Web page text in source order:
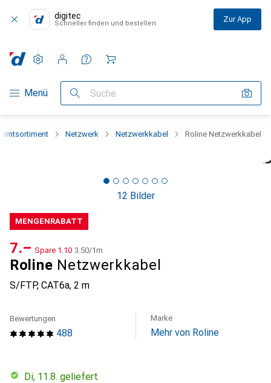
digitec
Schneller finden und bestellen Zur App
Navigation nach Kategorien
Menü Suche
Einstellungen
Kundenkonto
Vergleichslisten
Merklisten
Warenkorb
Netzwerk Netzwerkkabel Roline Netzwerkkabel
12 Bilder
MENGENRABATT
Roline Netzwerkkabel
S/FTP, CAT6a, 2 m
CHF
7.– Spare CHF
1.10 CHF
3.50/1m
488
Bewertungen Marke
Mehr von Roline
Di, 11.8. geliefert